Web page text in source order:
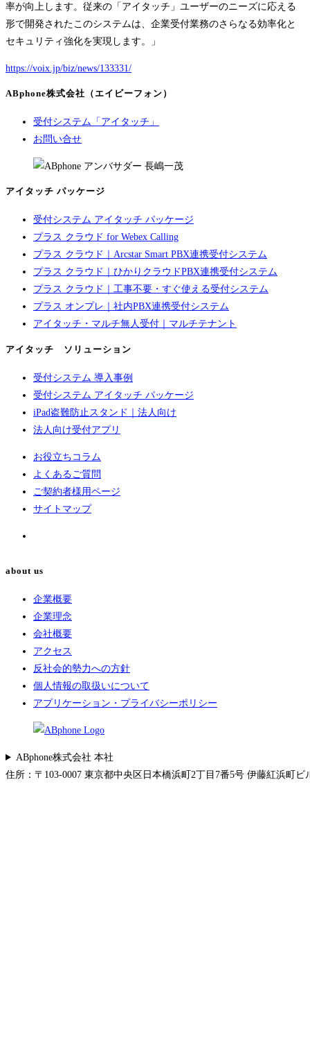
率が向上します。従来の「アイタッチ」ユーザーのニーズに応える
形で開発されたこのシステムは、企業受付業務のさらなる効率化と
セキュリティ強化を実現します。」
https://voix.jp/biz/news/133331/
ABphone株式会社（エイビーフォン）
受付システム「アイタッチ」
お問い合せ
アイタッチ パッケージ
受付システム アイタッチ パッケージ
プラス クラウド for Webex Calling
プラス クラウド｜Arcstar Smart PBX連携受付システム
プラス クラウド｜ひかりクラウドPBX連携受付システム
プラス クラウド｜工事不要・すぐ使える受付システム
プラス オンプレ｜社内PBX連携受付システム
アイタッチ・マルチ無人受付｜マルチテナント
アイタッチ ソリューション
受付システム 導入事例
受付システム アイタッチ パッケージ
iPad盗難防止スタンド｜法人向け
法人向け受付アプリ
お役立ちコラム
よくあるご質問
ご契約者様用ページ
サイトマップ
about us
企業概要
企業理念
会社概要
アクセス
反社会的勢力への方針
個人情報の取扱いについて
アプリケーション・プライバシーポリシー
ABphone株式会社 本社
住所：〒103-0007 東京都中央区日本橋浜町2丁目7番5号 伊藤紅浜町